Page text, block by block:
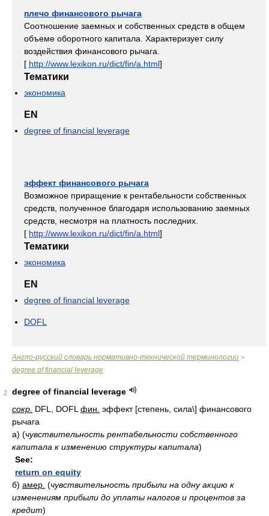
плечо финансового рычага
Соотношение заемных и собственных средств в общем
объеме оборотного капитала. Характеризует силу
воздействия финансового рычага.
[ http://www.lexikon.ru/dict/fin/a.html]
Тематики
экономика
EN
degree of financial leverage
эффект финансового рычага
Возможное приращение к рентабельности собственных
средств, полученное благодаря использованию заемных
средств, несмотря на платность последних.
[ http://www.lexikon.ru/dict/fin/a.html]
Тематики
экономика
EN
degree of financial leverage
DOFL
Англо-русский словарь нормативно-технической терминологии >
degree of financial leverage
2
degree of financial leverage
сокр. DFL, DOFL фин. эффект [степень, сила\] финансового
рычага
а) (чувствительность рентабельности собственного
капитала к изменению структуры капитала)
See:
return on equity
б) амер. (чувствительность прибыли на одну акцию к
изменениям прибыли до уплаты налогов и процентов за
кредит)